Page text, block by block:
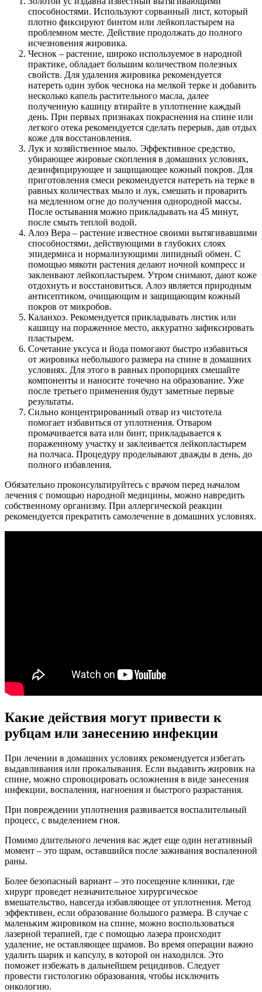
способностями. Используют сорванный лист, который
плотно фиксируют бинтом или лейкопластырем на
проблемном месте. Действие продолжать до полного
исчезновения жировика.
Чеснок – растение, широко используемое в народной
практике, обладает большим количеством полезных
свойств. Для удаления жировика рекомендуется
натереть один зубок чеснока на мелкой терке и добавить
несколько капель растительного масла, далее
полученную кашицу втирайте в уплотнение каждый
день. При первых признаках покраснения на спине или
легкого отека рекомендуется сделать перерыв, дав отдых
коже для восстановления.
Лук и хозяйственное мыло. Эффективное средство,
убирающее жировые скопления в домашних условиях,
дезинфицирующее и защищающее кожный покров. Для
приготовления смеси рекомендуется натереть на терке в
равных количествах мыло и лук, смешать и проварить
на медленном огне до получения однородной массы.
После остывания можно прикладывать на 45 минут,
после смыть теплой водой.
Алоэ Вера – растение известное своими вытягивавшими
способностями, действующими в глубоких слоях
эпидермиса и нормализующими липидный обмен. С
помощью мякоти растения делают ночной компресс и
заклеивают лейкопластырем. Утром снимают, дают коже
отдохнуть и восстановиться. Алоэ является природным
антисептиком, очищающим и защищающим кожный
покров от микробов.
Каланхоэ. Рекомендуется прикладывать листик или
кашицу на пораженное место, аккуратно зафиксировать
пластырем.
Сочетание уксуса и йода помогают быстро избавиться
от жировика небольшого размера на спине в домашних
условиях. Для этого в равных пропорциях смешайте
компоненты и наносите точечно на образование. Уже
после третьего применения будут заметные первые
результаты.
Сильно концентрированный отвар из чистотела
помогает избавиться от уплотнения. Отваром
промачивается вата или бинт, прикладывается к
пораженному участку и заклеивается лейкопластырем
на полчаса. Процедуру проделывают дважды в день, до
полного избавления.
Обязательно проконсультируйтесь с врачом перед началом
лечения с помощью народной медицины, можно навредить
собственному организму. При аллергической реакции
рекомендуется прекратить самолечение в домашних условиях.
Какие действия могут привести к
рубцам или занесению инфекции
При лечении в домашних условиях рекомендуется избегать
выдавливания или прокалывания. Если выдавить жировик на
спине, можно спровоцировать осложнения в виде занесения
инфекции, воспаления, нагноения и быстрого разрастания.
При повреждении уплотнения развивается воспалительный
процесс, с выделением гноя.
Помимо длительного лечения вас ждет еще один негативный
момент – это шрам, оставшийся после заживания воспаленной
раны.
Более безопасный вариант – это посещение клиники, где
хирург проведет незначительное хирургическое
вмешательство, навсегда избавляющее от уплотнения. Метод
эффективен, если образование большого размера. В случае с
маленьким жировиком на спине, можно воспользоваться
лазерной терапией, где с помощью лазера происходит
удаление, не оставляющее шрамов. Во время операции важно
удалить шарик и капсулу, в которой он находился. Это
поможет избежать в дальнейшем рецидивов. Следует
провести гистологию образования, чтобы исключить
онкологию.